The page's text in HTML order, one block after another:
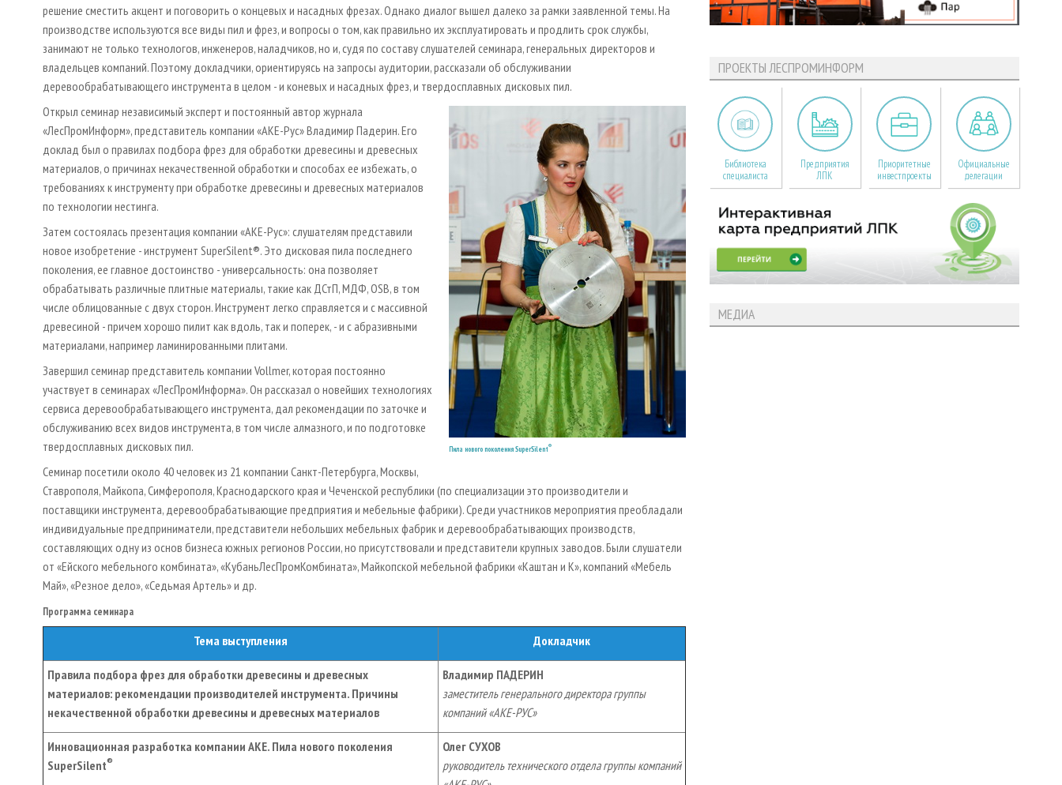
решение сместить акцент и поговорить о концевых и насадных фрезах. Однако диалог вышел далеко за рамки заявленной темы. На
производстве используются все виды пил и фрез, и вопросы о том, как правильно их эксплуатировать и продлить срок службы,
занимают не только технологов, инженеров, наладчиков, но и, судя по составу слушателей семинара, генеральных директоров и
владельцев компаний. Поэтому докладчики, ориентируясь на запросы аудитории, рассказали об обслуживании
деревообрабатывающего инструмента в целом - и коневых и насадных фрез, и твердосплавных дисковых пил.
Пила нового поколения SuperSilent®
Открыл семинар независимый эксперт и постоянный автор журнала
«ЛесПромИнформ», представитель компании «АКЕ-Рус» Владимир Падерин. Его
доклад был о правилах подбора фрез для обработки древесины и древесных
материалов, о причинах некачественной обработки и способах ее избежать, о
требованиях к инструменту при обработке древесины и древесных материалов
по технологии нестинга.
Затем состоялась презентация компании «АКЕ-Рус»: слушателям представили
новое изобретение - инструмент SuperSilent®. Это дисковая пила последнего
поколения, ее главное достоинство - универсальность: она позволяет
обрабатывать различные плитные материалы, такие как ДСтП, МДФ, OSB, в том
числе облицованные с двух сторон. Инструмент легко справляется и с массивной
древесиной - причем хорошо пилит как вдоль, так и поперек, - и с абразивными
материалами, например ламинированными плитами.
Завершил семинар представитель компании Vollmer, которая постоянно
участвует в семинарах «ЛесПромИнформа». Он рассказал о новейших технологиях
сервиса деревообрабатывающего инструмента, дал рекомендации по заточке и
обслуживанию всех видов инструмента, в том числе алмазного, и по подготовке
твердосплавных дисковых пил.
Семинар посетили около 40 человек из 21 компании Санкт-Петербурга, Москвы,
Ставрополя, Майкопа, Симферополя, Краснодарского края и Чеченской республики (по специализации это производители и
поставщики инструмента, деревообрабатывающие предприятия и мебельные фабрики). Среди участников мероприятия преобладали
индивидуальные предприниматели, представители небольших мебельных фабрик и деревообрабатывающих производств,
составляющих одну из основ бизнеса южных регионов России, но присутствовали и представители крупных заводов. Были слушатели
от «Ейского мебельного комбината», «КубаньЛесПромКомбината», Майкопской мебельной фабрики «Каштан и К», компаний «Мебель
Май», «Резное дело», «Седьмая Артель» и др.
Программа семинара
Тема выступления Докладчик
Правила подбора фрез для обработки древесины и древесных
материалов: рекомендации производителей инструмента. Причины
некачественной обработки древесины и древесных материалов
Владимир ПАДЕРИН
заместитель генерального директора группы
компаний «АКЕ-РУС»
Инновационная разработка компании АКЕ. Пила нового поколения
SuperSilent®
Олег CУХОВ
руководитель технического отдела группы компаний
ПРОЕКТЫ ЛЕСПРОМИНФОРМ
Библиотека
специалиста
Предприятия
ЛПК
Приоритетные
инвестпроекты
Официальные
делегации
МЕДИА